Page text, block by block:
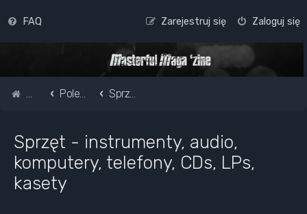
FAQ Zaloguj się
Zarejestruj się
Strona główna
Pole do popisu... Sprzęt - instrumenty, audio, komputery, telefony, CDs, LPs, kasety
Sprzęt - instrumenty, audio,
komputery, telefony, CDs, LPs,
kasety